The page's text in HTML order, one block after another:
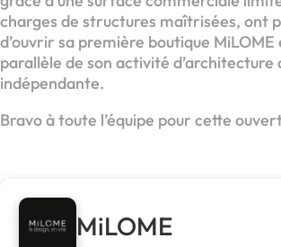
charges de structures maîtrisées, ont
d’ouvrir sa première boutique MiLOME
parallèle de son activité d’architecture
indépendante.
Bravo à toute l’équipe pour cette
MiLOME